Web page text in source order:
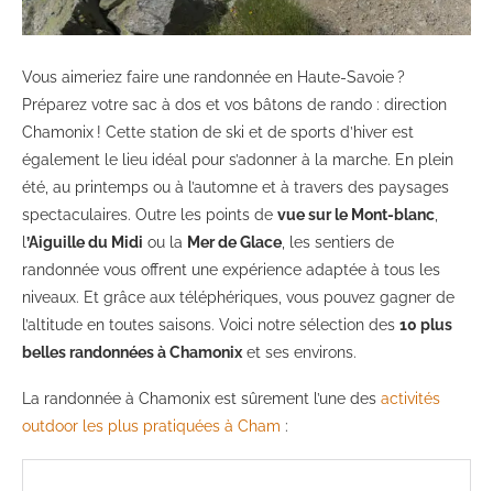
Vous aimeriez faire une randonnée en Haute-Savoie ?
Préparez votre sac à dos et vos bâtons de rando : direction
Chamonix ! Cette station de ski et de sports d’hiver est
également le lieu idéal pour s’adonner à la marche. En plein
été, au printemps ou à l’automne et à travers des paysages
spectaculaires. Outre les points de vue sur le Mont-blanc
l’Aiguille du Midi ou la Mer de Glace , les sentiers de
randonnée vous offrent une expérience adaptée à tous les
niveaux. Et grâce aux téléphériques, vous pouvez gagner de
l’altitude en toutes saisons. Voici notre sélection des 10 plus
belles randonnées à Chamonix et ses environs.
La randonnée à Chamonix est sûrement l’une des activités
outdoor les plus pratiquées à Cham :